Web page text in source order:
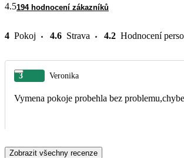
4.5194 hodnocení zákazníků
4 Pokoj 4.6 Strava 4.2 Hodnocení
3 Veronika
Vymena pokoje probehla bez
Zobrazit všechny recenze